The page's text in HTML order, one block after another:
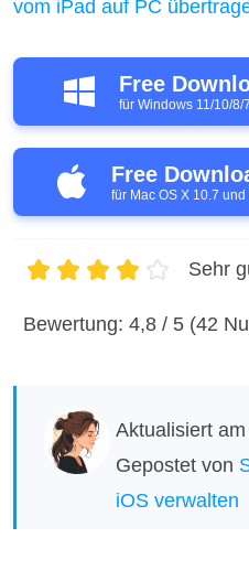
vom iPad auf PC
Free
für Windows 11/10/8/7
Free
für Mac OS X 10.7
1 3 5
Sehr
Bewertung: 4,8 / 5 (42
Aktualisiert
Gepostet von
iOS verwalten